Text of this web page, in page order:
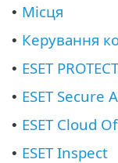
• Місця
• Керування
• ESET PROTECT
• ESET Secure
• ESET Cloud
• ESET Inspect